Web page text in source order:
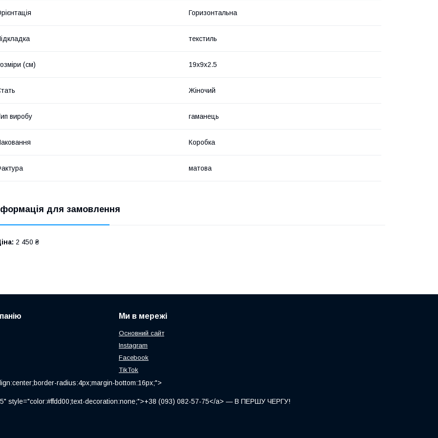
Горизонтальна
текстиль
(см) 19х9х2.5
Жіночий
виробу гаманець
Коробка
матова
для замовлення
2 450 ₴
Ми в мережі
Основний сайт
Instagram
Facebook
TikTok
radius:4px;margin-bottom:16px;">
style="color:#ffdd00;text-decoration:none;">+38 (093) 082-57-75</a> — В ПЕРШУ ЧЕРГУ!